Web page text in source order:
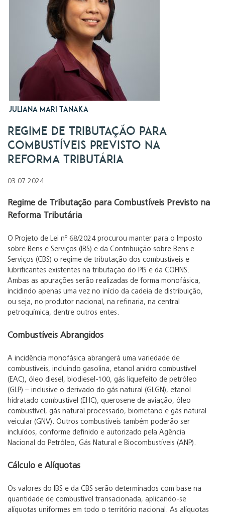
Juliana Mari Tanaka
Regime de Tributação para
Combustíveis Previsto na
Reforma Tributária
03.07.2024
Regime de Tributação para Combustíveis Previsto na
Reforma Tributária
O Projeto de Lei nº 68/2024 procurou manter para o Imposto
sobre Bens e Serviços (IBS) e da Contribuição sobre Bens e
Serviços (CBS) o regime de tributação dos combustíveis e
lubrificantes existentes na tributação do PIS e da COFINS.
Ambas as apurações serão realizadas de forma monofásica,
incidindo apenas uma vez no início da cadeia de distribuição,
ou seja, no produtor nacional, na refinaria, na central
petroquímica, dentre outros entes.
Combustíveis Abrangidos
A incidência monofásica abrangerá uma variedade de
combustíveis, incluindo gasolina, etanol anidro combustível
(EAC), óleo diesel, biodiesel-100, gás liquefeito de petróleo
(GLP) – inclusive o derivado do gás natural (GLGN), etanol
hidratado combustível (EHC), querosene de aviação, óleo
combustível, gás natural processado, biometano e gás natural
veicular (GNV). Outros combustíveis também poderão ser
incluídos, conforme definido e autorizado pela Agência
Nacional do Petróleo, Gás Natural e Biocombustíveis (ANP).
Cálculo e Alíquotas
Os valores do IBS e da CBS serão determinados com base na
quantidade de combustível transacionada, aplicando-se
alíquotas uniformes em todo o território nacional. As alíquotas